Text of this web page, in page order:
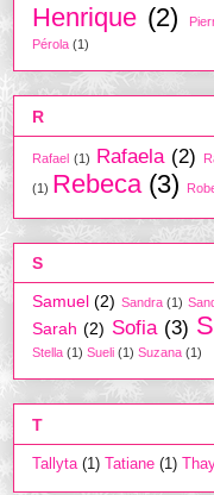
Henrique (2)
Pérola (1)
R
Rafael (1) Rafaela (2)
(1) Rebeca (3)
S
Samuel (2) Sandra (1)
Sarah (2) Sofia (3)
Stella (1) Sueli (1) Suzana (1)
T
Tallyta (1) Tatiane (1)